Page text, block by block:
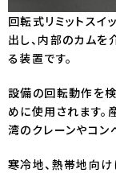
回転式リミットスイ
出し、内部のカム
る装置です。
設備の回転動作を
めに使用されます。
湾のクレーンやコン
寒冷地、熱帯地向